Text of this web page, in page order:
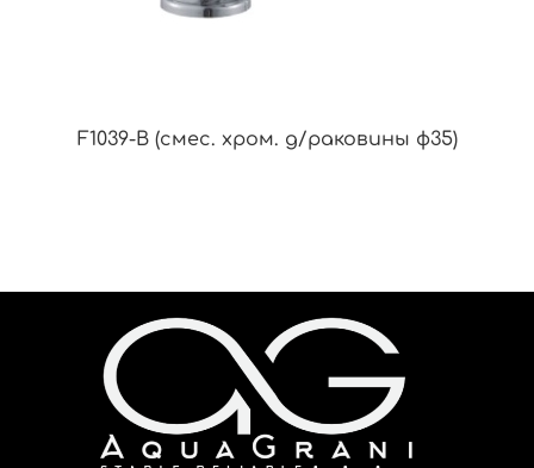
F1039-B (смес. хром. д/раковины ф35)